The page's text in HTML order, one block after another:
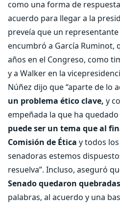
como una forma de
acuerdo para llegar a la
preveía que un
encumbró a García Ruminot,
años en el Congreso, como
y a Walker en la
Núñez dijo que “aparte de lo
un problema ético clave, y
empeñada la que ha
puede ser un tema que al
Comisión de Ética y todos
senadoras estemos
resuelva”. Incluso, aseguró
Senado quedaron quebradas
palabras, al acuerdo y una